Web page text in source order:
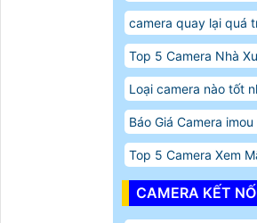
camera quay lại quá
Top 5 Camera Nhà
Loại camera nào tốt
Báo Giá Camera
Top 5 Camera Xem
CAMERA KẾT